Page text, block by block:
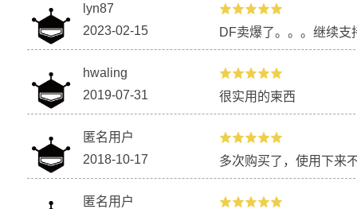
lyn87
2023-02-15
DF卖爆了。。。继续支
hwaling
2019-07-31
很实用的柬西
匿名用户
2018-10-17
多次购买了，使用下来
匿名用户